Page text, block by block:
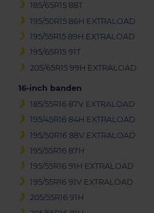
185/65R15 88T
195/50R15 86H EXTRALOAD
195/55R15 89H EXTRALOAD
195/65R15 91T
205/65R15 99H EXTRALOAD
16-inch banden
185/55R16 87V EXTRALOAD
195/45R16 84H EXTRALOAD
195/50R16 88V EXTRALOAD
195/55R16 87H
195/55R16 91H EXTRALOAD
195/55R16 91V EXTRALOAD
205/55R16 91H